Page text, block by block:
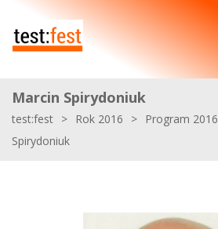
Marcin Spirydoniuk
test:fest > Rok 2016 > Program 2016
Spirydoniuk